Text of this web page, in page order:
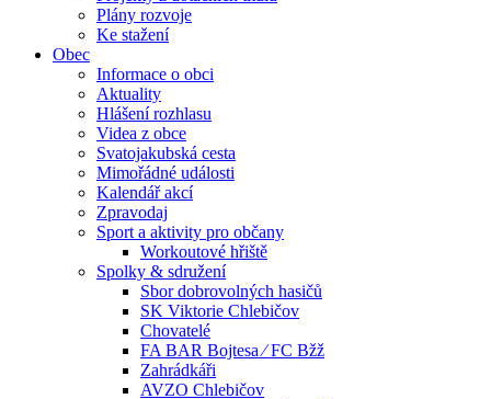
Plány rozvoje
Ke stažení
Obec
Informace o obci
Aktuality
Hlášení rozhlasu
Videa z obce
Svatojakubská cesta
Mimořádné události
Kalendář akcí
Zpravodaj
Sport a aktivity pro občany
Workoutové hřiště
Spolky & sdružení
Sbor dobrovolných hasičů
SK Viktorie Chlebičov
Chovatelé
FA BAR Bojtesa ⁄ FC Bžž
Zahrádkáři
AVZO Chlebičov